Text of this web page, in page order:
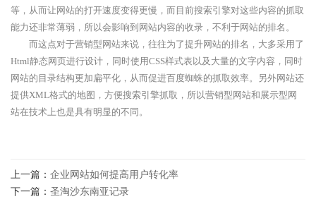
等，从而让网站的打开速度变得更慢，而目前搜索引擎对这些内容的抓取
能力还非常薄弱，所以会影响到网站内容的收录，不利于网站的排名。
而这点对于营销型网站来说，往往为了提升网站的排名，大多采用了
Html静态网页进行设计，同时使用CSS样式表以及大量的文字内容，同时
网站的目录结构更加扁平化，从而促进百度蜘蛛的抓取效率。另外网站还
提供XML格式的地图，方便搜索引擎抓取，所以营销型网站和展示型网
站在技术上也是具有明显的不同。
上一篇： 企业网站如何提高用户转化率
下一篇： 圣淘沙东南亚记录